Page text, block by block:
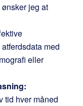
jeg at
med
eller
tid hver måned